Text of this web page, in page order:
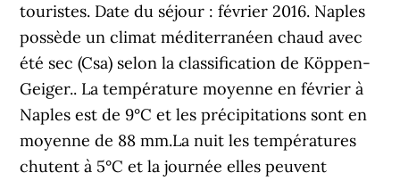
touristes. Date du séjour : février 2016. Naples
possède un climat méditerranéen chaud avec
été sec (Csa) selon la classification de Köppen-
Geiger.. La température moyenne en février à
Naples est de 9°C et les précipitations sont en
moyenne de 88 mm.La nuit les températures
chutent à 5°C et la journée elles peuvent